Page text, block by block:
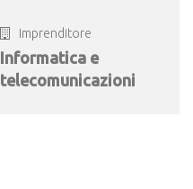
Imprenditore
Informatica e
telecomunicazioni